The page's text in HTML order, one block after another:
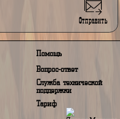
а так же даю своё согласие
в соответствии с
ФЗ "О персональных данных"